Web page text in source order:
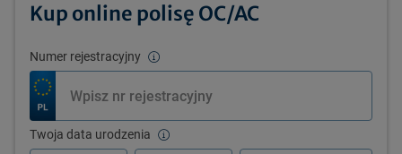
Kup online polisę OC/AC
Numer rejestracyjny
Twoja data urodzenia